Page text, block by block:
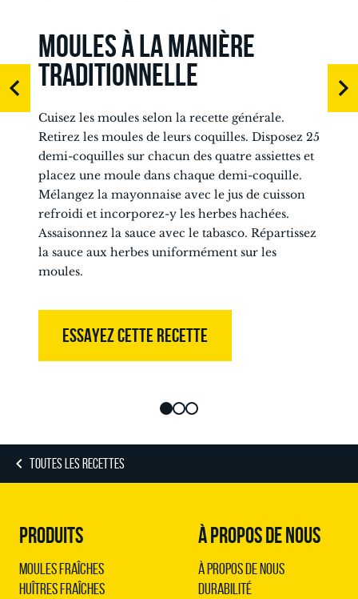
MOULES À LA MANIÈRE
TRADITIONNELLE
Cuisez les moules selon la recette générale.
Retirez les moules de leurs coquilles. Disposez 25
demi-coquilles sur chacun des quatre assiettes et
placez une moule dans chaque demi-coquille.
Mélangez la mayonnaise avec le jus de cuisson
refroidi et incorporez-y les herbes hachées.
Assaisonnez la sauce avec le tabasco. Répartissez
la sauce aux herbes uniformément sur les
moules.
ESSAYEZ CETTE RECETTE
TOUTES LES RECETTES
PRODUITS
Moules Fraîches
Huîtres Fraîches
À PROPOS DE NOUS
À propos de nous
Durabilité